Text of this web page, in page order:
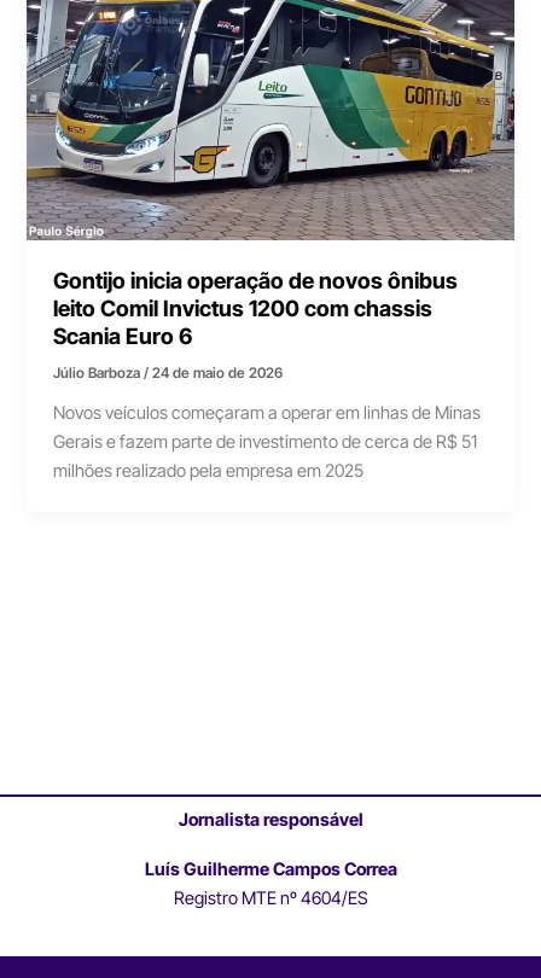
Gontijo inicia operação de novos ônibus
leito Comil Invictus 1200 com chassis
Scania Euro 6
Júlio Barboza/24 de maio de 2026
Novos veículos começaram a operar em linhas de Minas
Gerais e fazem parte de investimento de cerca de R$ 51
milhões realizado pela empresa em 2025
Jornalista responsável
Luís Guilherme Campos Correa
Registro MTE nº 4604/ES